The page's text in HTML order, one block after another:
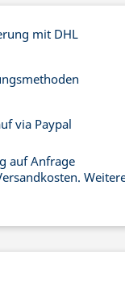
mit DHL
via Paypal
auf Anfrage